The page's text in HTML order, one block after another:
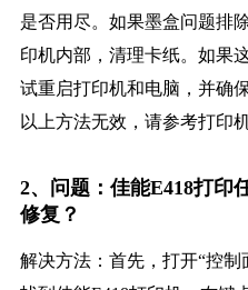
是否用尽。如果墨盒问题排
印机内部，清理卡纸。如果
试重启打印机和电脑，并确
以上方法无效，请参考打印
2、问题：佳能E418打印
修复？
解决方法：首先，打开“控制